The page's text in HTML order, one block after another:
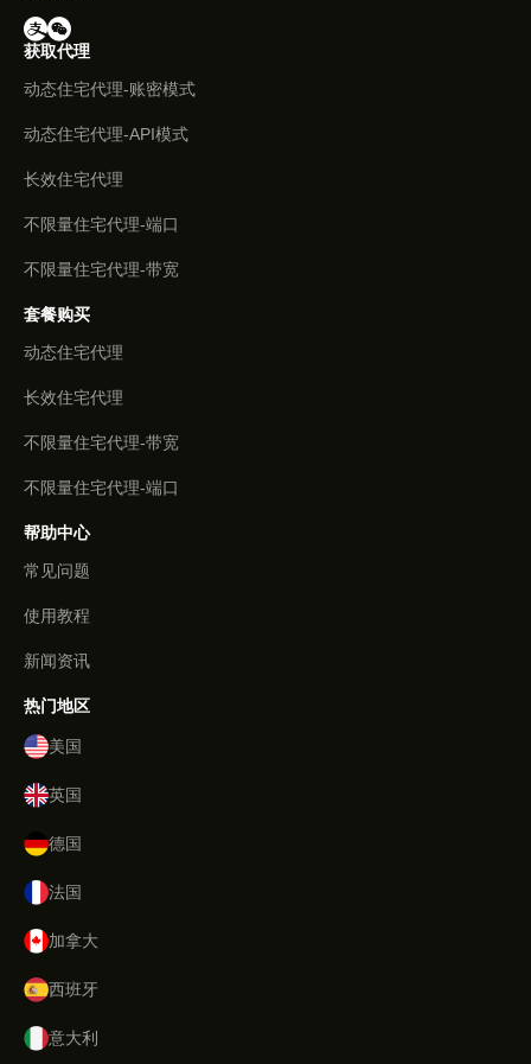
获取代理
动态住宅代理-账密模式
动态住宅代理-API模式
长效住宅代理
不限量住宅代理-端口
不限量住宅代理-带宽
套餐购买
动态住宅代理
长效住宅代理
不限量住宅代理-带宽
不限量住宅代理-端口
帮助中心
常见问题
使用教程
新闻资讯
热门地区
美国
英国
德国
法国
加拿大
西班牙
意大利